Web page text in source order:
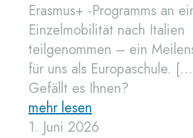
Erasmus+ -Programms an
Einzelmobilität nach Italien
teilgenommen – ein
für uns als Europaschule.
Gefällt es Ihnen?
mehr lesen
1. Juni 2026